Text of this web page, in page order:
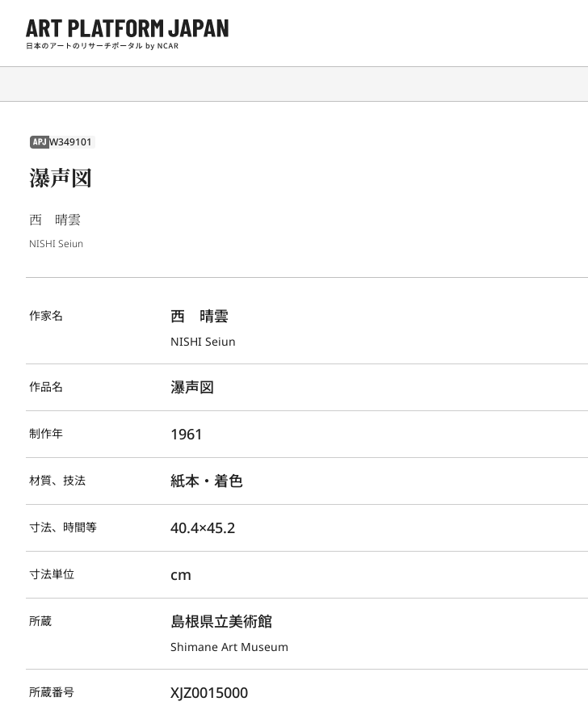
APJ W349101
瀑声図
西 晴雲
NISHI Seiun
作家名 西　晴雲
NISHI Seiun
作品名 瀑声図
制作年 1961
材質、技法 紙本・着色
寸法、時間等 40.4×45.2
寸法単位 cm
所蔵 島根県立美術館
Shimane Art Museum
所蔵番号 XJZ0015000